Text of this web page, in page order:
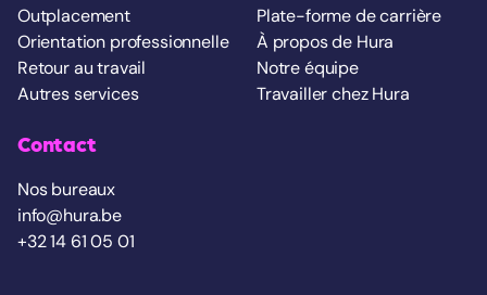
Outplacement
Orientation professionnelle
Retour au travail
Autres services
Plate-forme de carrière
À propos de Hura
Notre équipe
Travailler chez Hura
Contact
Nos bureaux
info@hura.be
+32 14 61 05 01